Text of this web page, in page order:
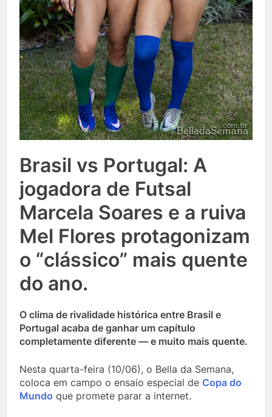
Brasil vs Portugal: A
jogadora de Futsal
Marcela Soares e a ruiva
Mel Flores protagonizam
o “clássico” mais quente
do ano.
O clima de rivalidade histórica entre Brasil e
Portugal acaba de ganhar um capítulo
completamente diferente — e muito mais quente.
Nesta quarta-feira (10/06), o Bella da Semana,
coloca em campo o ensaio especial de Copa do
Mundo que promete parar a internet.